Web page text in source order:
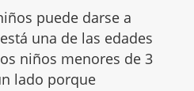
puede darse a
una de las edades
niños menores de 3
lado porque